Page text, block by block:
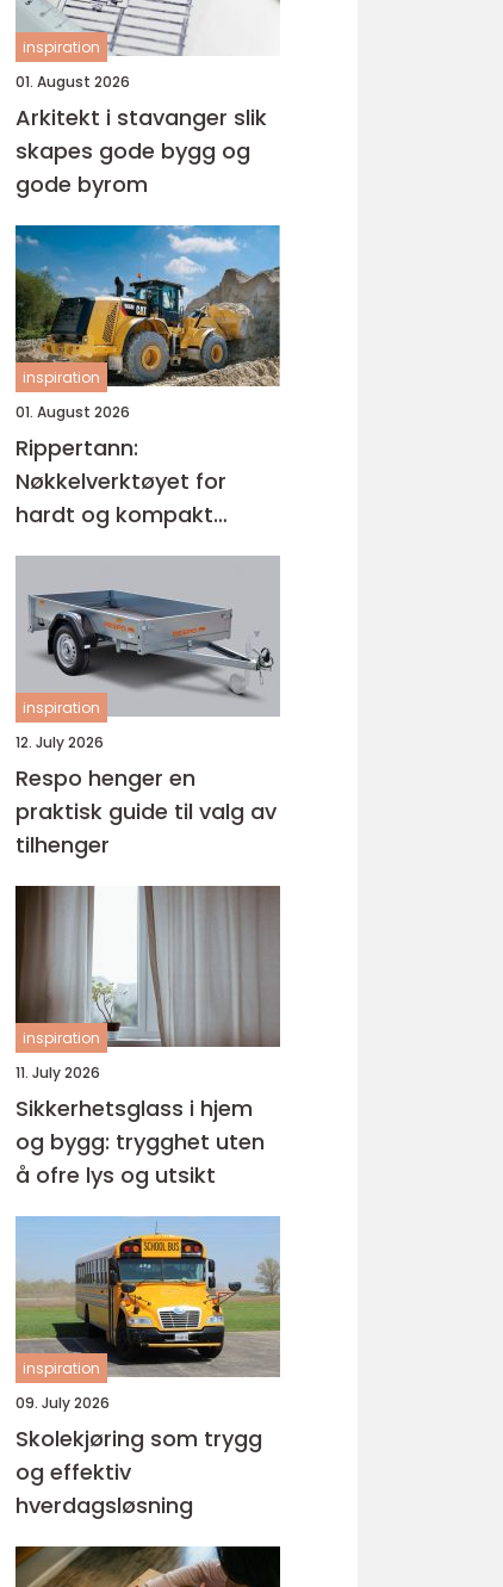
inspiration
01. August 2026
Arkitekt i stavanger slik
skapes gode bygg og
gode byrom
inspiration
01. August 2026
Rippertann:
Nøkkelverktøyet for
hardt og kompakt
grunnarbeid
inspiration
12. July 2026
Respo henger en
praktisk guide til valg av
tilhenger
inspiration
11. July 2026
Sikkerhetsglass i hjem
og bygg: trygghet uten
å ofre lys og utsikt
inspiration
09. July 2026
Skolekjøring som trygg
og effektiv
hverdagsløsning